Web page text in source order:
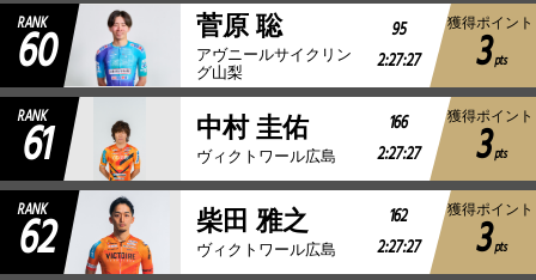
RANK
60 菅原 聡
アヴニールサイクリン
グ山梨
95
2:27:27
獲得ポイント
3pts
RANK
61 中村 圭佑
ヴィクトワール広島
166
2:27:27
獲得ポイント
3pts
RANK
62 柴田 雅之
ヴィクトワール広島
162
2:27:27
獲得ポイント
3pts